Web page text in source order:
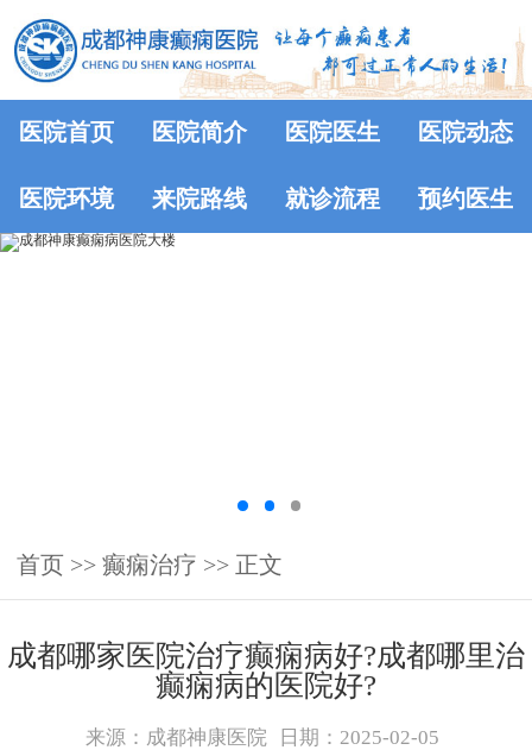
医院首页 医院简介 医院医生 医院动态
医院环境 来院路线 就诊流程 预约医生
首页 >> 癫痫治疗 >> 正文
成都哪家医院治疗癫痫病好?成都哪里治
癫痫病的医院好?
来源：成都神康医院 日期：2025-02-05